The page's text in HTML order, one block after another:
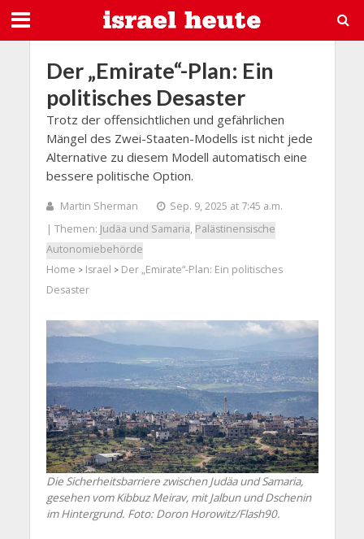
Der „Emirate“-Plan: Ein
politisches Desaster
Trotz der offensichtlichen und gefährlichen
Mängel des Zwei-Staaten-Modells ist nicht jede
Alternative zu diesem Modell automatisch eine
bessere politische Option.
Martin Sherman
Sep. 9, 2025 at 7:45 a.m.
| Themen: Judäa und Samaria, Palästinensische
Autonomiebehörde
Home > Israel > Der „Emirate“-Plan: Ein politisches
Desaster
Die Sicherheitsbarriere zwischen Judäa und Samaria,
gesehen vom Kibbuz Meirav, mit Jalbun und Dschenin
im Hintergrund. Foto: Doron Horowitz/Flash90.